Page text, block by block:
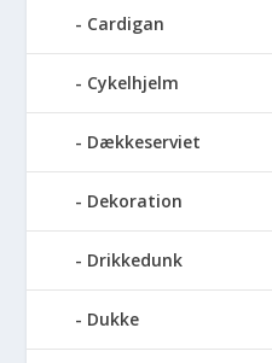
Cardigan
Cykelhjelm
Dækkeserviet
Dekoration
Drikkedunk
Dukke